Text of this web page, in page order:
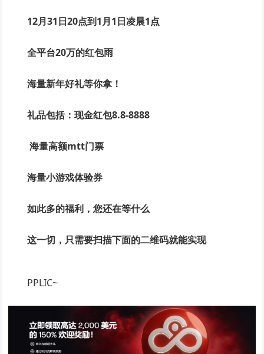
12月31日20点到1月1日凌晨1点
全平台20万的红包雨
海量新年好礼等你拿！
礼品包括：现金红包8.8-8888
海量高额mtt门票
海量小游戏体验券
如此多的福利，您还在等什么
这一切，只需要扫描下面的二维码就能实现
PPLIC~